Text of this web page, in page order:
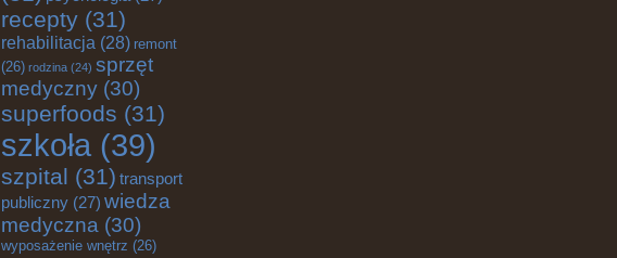
recepty (31)
rehabilitacja (28) remont
(26) rodzina (24) sprzęt
medyczny (30)
superfoods (31)
szkoła (39)
szpital (31) transport
publiczny (27) wiedza
medyczna (30)
wyposażenie wnętrz (26)